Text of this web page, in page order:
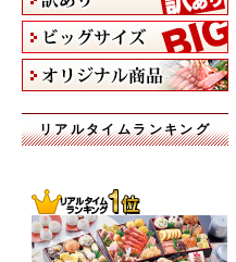
リアルタイムランキング